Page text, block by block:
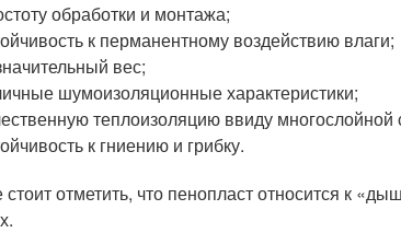
обработки и монтажа;
к перманентному воздействию влаги;
вес;
шумоизоляционные характеристики;
теплоизоляцию ввиду многослойной
к гниению и грибку.
стоит отметить, что пенопласт относится к